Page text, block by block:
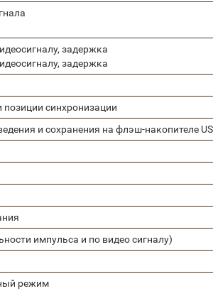
задержка
задержка
позиции синхронизации
и сохранения на флэш-накопителе
импульса и по видео сигналу)
режим